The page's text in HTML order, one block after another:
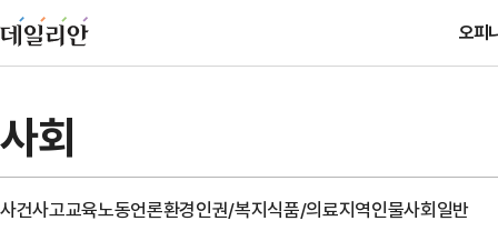
오피
사회
사건사고교육노동언론환경인권/복지식품/의료지역인물사회일반